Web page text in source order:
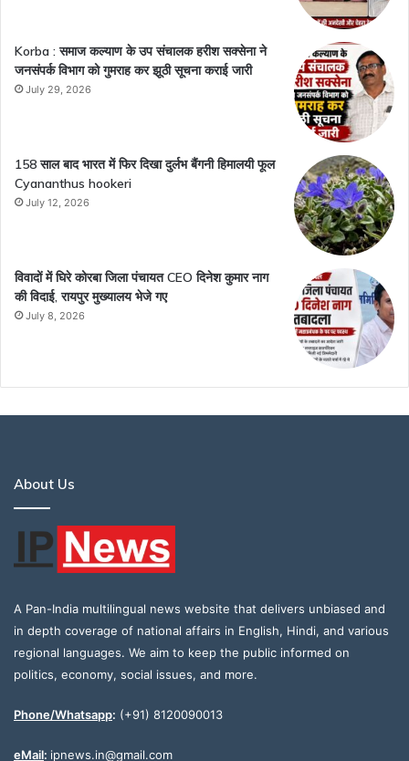
Korba : समाज कल्याण के उप संचालक हरीश सक्सेना ने
जनसंपर्क विभाग को गुमराह कर झूठी सूचना कराई जारी
July 29, 2026
158 साल बाद भारत में फिर दिखा दुर्लभ बैंगनी हिमालयी फूल
Cyananthus hookeri
July 12, 2026
विवादों में घिरे कोरबा जिला पंचायत CEO दिनेश कुमार नाग
की विदाई, रायपुर मुख्यालय भेजे गए
July 8, 2026
About Us
A Pan-India multilingual news website that delivers unbiased and
in depth coverage of national affairs in English, Hindi, and various
regional languages. We aim to keep the public informed on
politics, economy, social issues, and more.
Phone/Whatsapp: (+91) 8120090013
eMail: ipnews.in@gmail.com